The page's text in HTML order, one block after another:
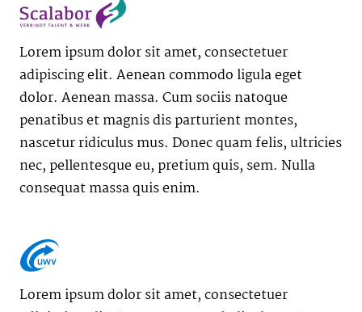
Lorem ipsum dolor sit amet, consectetuer
adipiscing elit. Aenean commodo ligula eget
dolor. Aenean massa. Cum sociis natoque
penatibus et magnis dis parturient montes,
nascetur ridiculus mus. Donec quam felis, ultricies
nec, pellentesque eu, pretium quis, sem. Nulla
consequat massa quis enim.
Lorem ipsum dolor sit amet, consectetuer